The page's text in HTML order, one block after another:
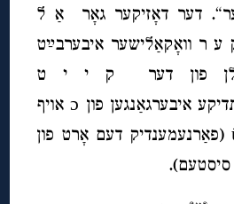
דער דאָזיקער גאָר אַ ל
ר וואָקאַלישער איבערבײַט
פון דער ק י י ט
איבערגאַנגען פון
ɔ אויף
(פאַרנעמענדיק דעם אָרט פון